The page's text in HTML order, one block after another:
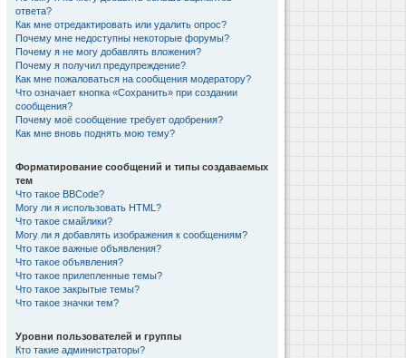
ответа?
Как мне отредактировать или удалить опрос?
Почему мне недоступны некоторые форумы?
Почему я не могу добавлять вложения?
Почему я получил предупреждение?
Как мне пожаловаться на сообщения модератору?
Что означает кнопка «Сохранить» при создании
сообщения?
Почему моё сообщение требует одобрения?
Как мне вновь поднять мою тему?
Форматирование сообщений и типы создаваемых
тем
Что такое BBCode?
Могу ли я использовать HTML?
Что такое смайлики?
Могу ли я добавлять изображения к сообщениям?
Что такое важные объявления?
Что такое объявления?
Что такое прилепленные темы?
Что такое закрытые темы?
Что такое значки тем?
Уровни пользователей и группы
Кто такие администраторы?